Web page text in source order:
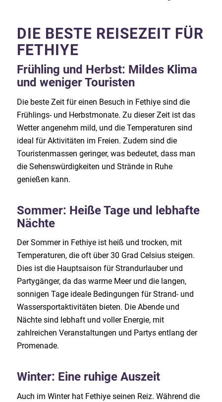
DIE BESTE REISEZEIT FÜR
FETHIYE
Frühling und Herbst: Mildes Klima
und weniger Touristen
Die beste Zeit für einen Besuch in Fethiye sind die
Frühlings- und Herbstmonate. Zu dieser Zeit ist das
Wetter angenehm mild, und die Temperaturen sind
ideal für Aktivitäten im Freien. Zudem sind die
Touristenmassen geringer, was bedeutet, dass man
die Sehenswürdigkeiten und Strände in Ruhe
genießen kann.
Sommer: Heiße Tage und lebhafte
Nächte
Der Sommer in Fethiye ist heiß und trocken, mit
Temperaturen, die oft über 30 Grad Celsius steigen.
Dies ist die Hauptsaison für Strandurlauber und
Partygänger, da das warme Meer und die langen,
sonnigen Tage ideale Bedingungen für Strand- und
Wassersportaktivitäten bieten. Die Abende und
Nächte sind lebhaft und voller Energie, mit
zahlreichen Veranstaltungen und Partys entlang der
Promenade.
Winter: Eine ruhige Auszeit
Auch im Winter hat Fethiye seinen Reiz. Während die